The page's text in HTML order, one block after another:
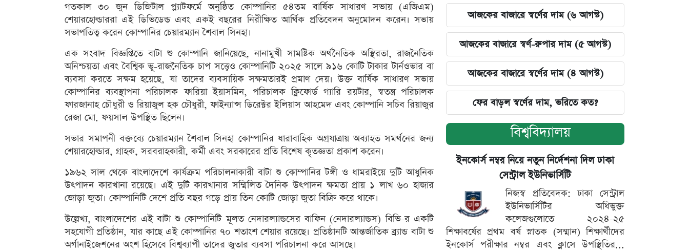
গতকাল ৩০ জুন ডিজিটাল প্ল্যাটফর্মে অনুষ্ঠিত কোম্পানির ৫৪তম বার্ষিক সাধারণ সভায় (এজিএম)
শেয়ারহোল্ডাররা এই ডিভিডেন্ড এবং একই বছরের নিরীক্ষিত আর্থিক প্রতিবেদন অনুমোদন করেন। সভায়
সভাপতিত্ব করেন কোম্পানির চেয়ারম্যান শৈবাল সিনহা।
এক সংবাদ বিজ্ঞপ্তিতে বাটা শু কোম্পানি জানিয়েছে, নানামুখী সামষ্টিক অর্থনৈতিক অস্থিরতা, রাজনৈতিক
অনিশ্চয়তা এবং বৈশ্বিক ভূ-রাজনৈতিক চাপ সত্ত্বেও কোম্পানিটি ২০২৫ সালে ৯১৬ কোটি টাকার টার্নওভার বা
ব্যবসা করতে সক্ষম হয়েছে, যা তাদের ব্যবসায়িক সক্ষমতারই প্রমাণ দেয়। উক্ত বার্ষিক সাধারণ সভায়
কোম্পানির ব্যবস্থাপনা পরিচালক ফারিয়া ইয়াসমিন, পরিচালক ক্লিফোর্ড গ্যারি রয়টার, স্বতন্ত্র পরিচালক
ফারজানাহ চৌধুরী ও রিয়াজুল হক চৌধুরী, ফাইন্যান্স ডিরেক্টর ইলিয়াস আহমেদ এবং কোম্পানি সচিব রিয়াজুর
রেজা মো. ফয়সাল উপস্থিত ছিলেন।
সভার সমাপনী বক্তব্যে চেয়ারম্যান শৈবাল সিনহা কোম্পানির ধারাবাহিক অগ্রযাত্রায় অব্যাহত সমর্থনের জন্য
শেয়ারহোল্ডার, গ্রাহক, সরবরাহকারী, কর্মী এবং সরকারের প্রতি বিশেষ কৃতজ্ঞতা প্রকাশ করেন।
১৯৬২ সাল থেকে বাংলাদেশে কার্যক্রম পরিচালনাকারী বাটা শু কোম্পানির টঙ্গী ও ধামরাইয়ে দুটি আধুনিক
উৎপাদন কারখানা রয়েছে। এই দুটি কারখানার সম্মিলিত দৈনিক উৎপাদন ক্ষমতা প্রায় ১ লাখ ৬০ হাজার
জোড়া জুতা। কোম্পানিটি দেশে প্রতি বছর গড়ে প্রায় তিন কোটি জোড়া জুতা বিক্রি করে থাকে।
উল্লেখ্য, বাংলাদেশের এই বাটা শু কোম্পানিটি মূলত নেদারল্যান্ডসের বাফিন (নেদারল্যান্ডস) বিভি-র একটি
সহযোগী প্রতিষ্ঠান, যার কাছে এই কোম্পানির ৭০ শতাংশ শেয়ার রয়েছে। প্রতিষ্ঠানটি আন্তর্জাতিক ব্র্যান্ড বাটা শু
অর্গানাইজেশনের অংশ হিসেবে বিশ্বব্যাপী তাদের জুতার ব্যবসা পরিচালনা করে আসছে।
আজকের বাজারে স্বর্ণের দাম (৬ আগস্ট)
আজকের বাজারে স্বর্ণ-রুপার দাম (৫ আগস্ট)
আজকের বাজারে স্বর্ণের দাম (৪ আগস্ট)
ফের বাড়ল স্বর্ণের দাম, ভরিতে কত?
বিশ্ববিদ্যালয়
ইনকোর্স নম্বর নিয়ে নতুন নির্দেশনা দিল ঢাকা
সেন্ট্রাল ইউনিভার্সিটি
নিজস্ব প্রতিবেদক: ঢাকা সেন্ট্রাল
ইউনিভার্সিটির অধিভুক্ত
কলেজগুলোতে ২০২৪-২৫
শিক্ষাবর্ষের প্রথম বর্ষ স্নাতক (সম্মান) শিক্ষার্থীদের
ইনকোর্স পরীক্ষার নম্বর এবং ক্লাসে উপস্থিতির...